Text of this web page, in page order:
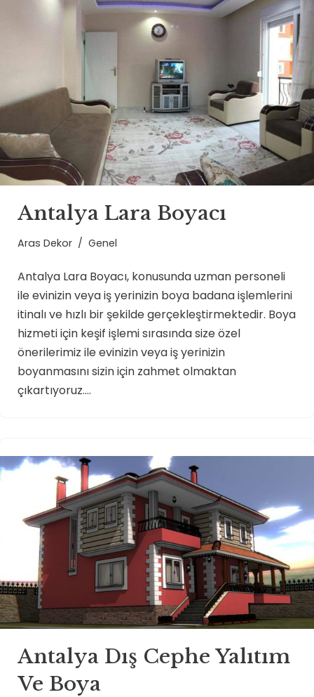
Antalya Lara Boyacı
Aras Dekor Genel
Antalya Lara Boyacı, konusunda uzman personeli
ile evinizin veya iş yerinizin boya badana işlemlerini
itinalı ve hızlı bir şekilde gerçekleştirmektedir. Boya
hizmeti için keşif işlemi sırasında size özel
önerilerimiz ile evinizin veya iş yerinizin
boyanmasını sizin için zahmet olmaktan
çıkartıyoruz.…
Antalya Dış Cephe Yalıtım
Ve Boya